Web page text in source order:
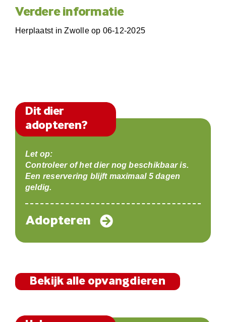
Verdere informatie
Herplaatst in Zwolle op 06-12-2025
Dit dier
adopteren?
Let op:
Controleer of het dier nog beschikbaar is.
Een reservering blijft maximaal 5 dagen
geldig.
Adopteren
Bekijk alle opvangdieren